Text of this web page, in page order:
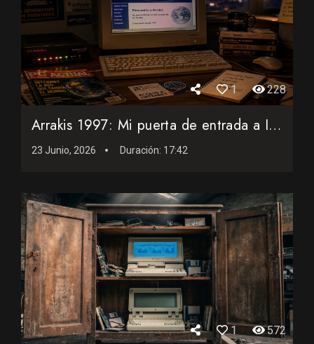
1 228
Arrakis 1997: Mi puerta de entrada a Internet
23 Junio, 2026 Duración: 17:42
1 572